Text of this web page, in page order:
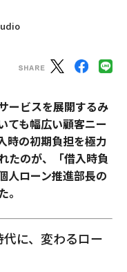
ービスを展開するみ
ても幅広い顧客ニー
時の初期負担を極力
たのが、「借入時負
人ローン推進部長の
代に、変わるロー